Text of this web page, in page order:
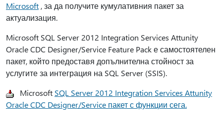
Microsoft , за да получите кумулативния пакет за
актуализация.
Microsoft SQL Server 2012 Integration Services Attunity
Oracle CDC Designer/Service Feature Pack е самостоятелен
пакет, който предоставя допълнителна стойност за
услугите за интеграция на SQL Server (SSIS).
Microsoft SQL Server 2012 Integration Services Attunity
Oracle CDC Designer/Service пакет с функции сега.